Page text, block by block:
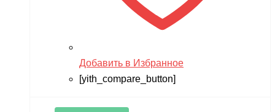
Добавить в Избранное
[yith_compare_button]